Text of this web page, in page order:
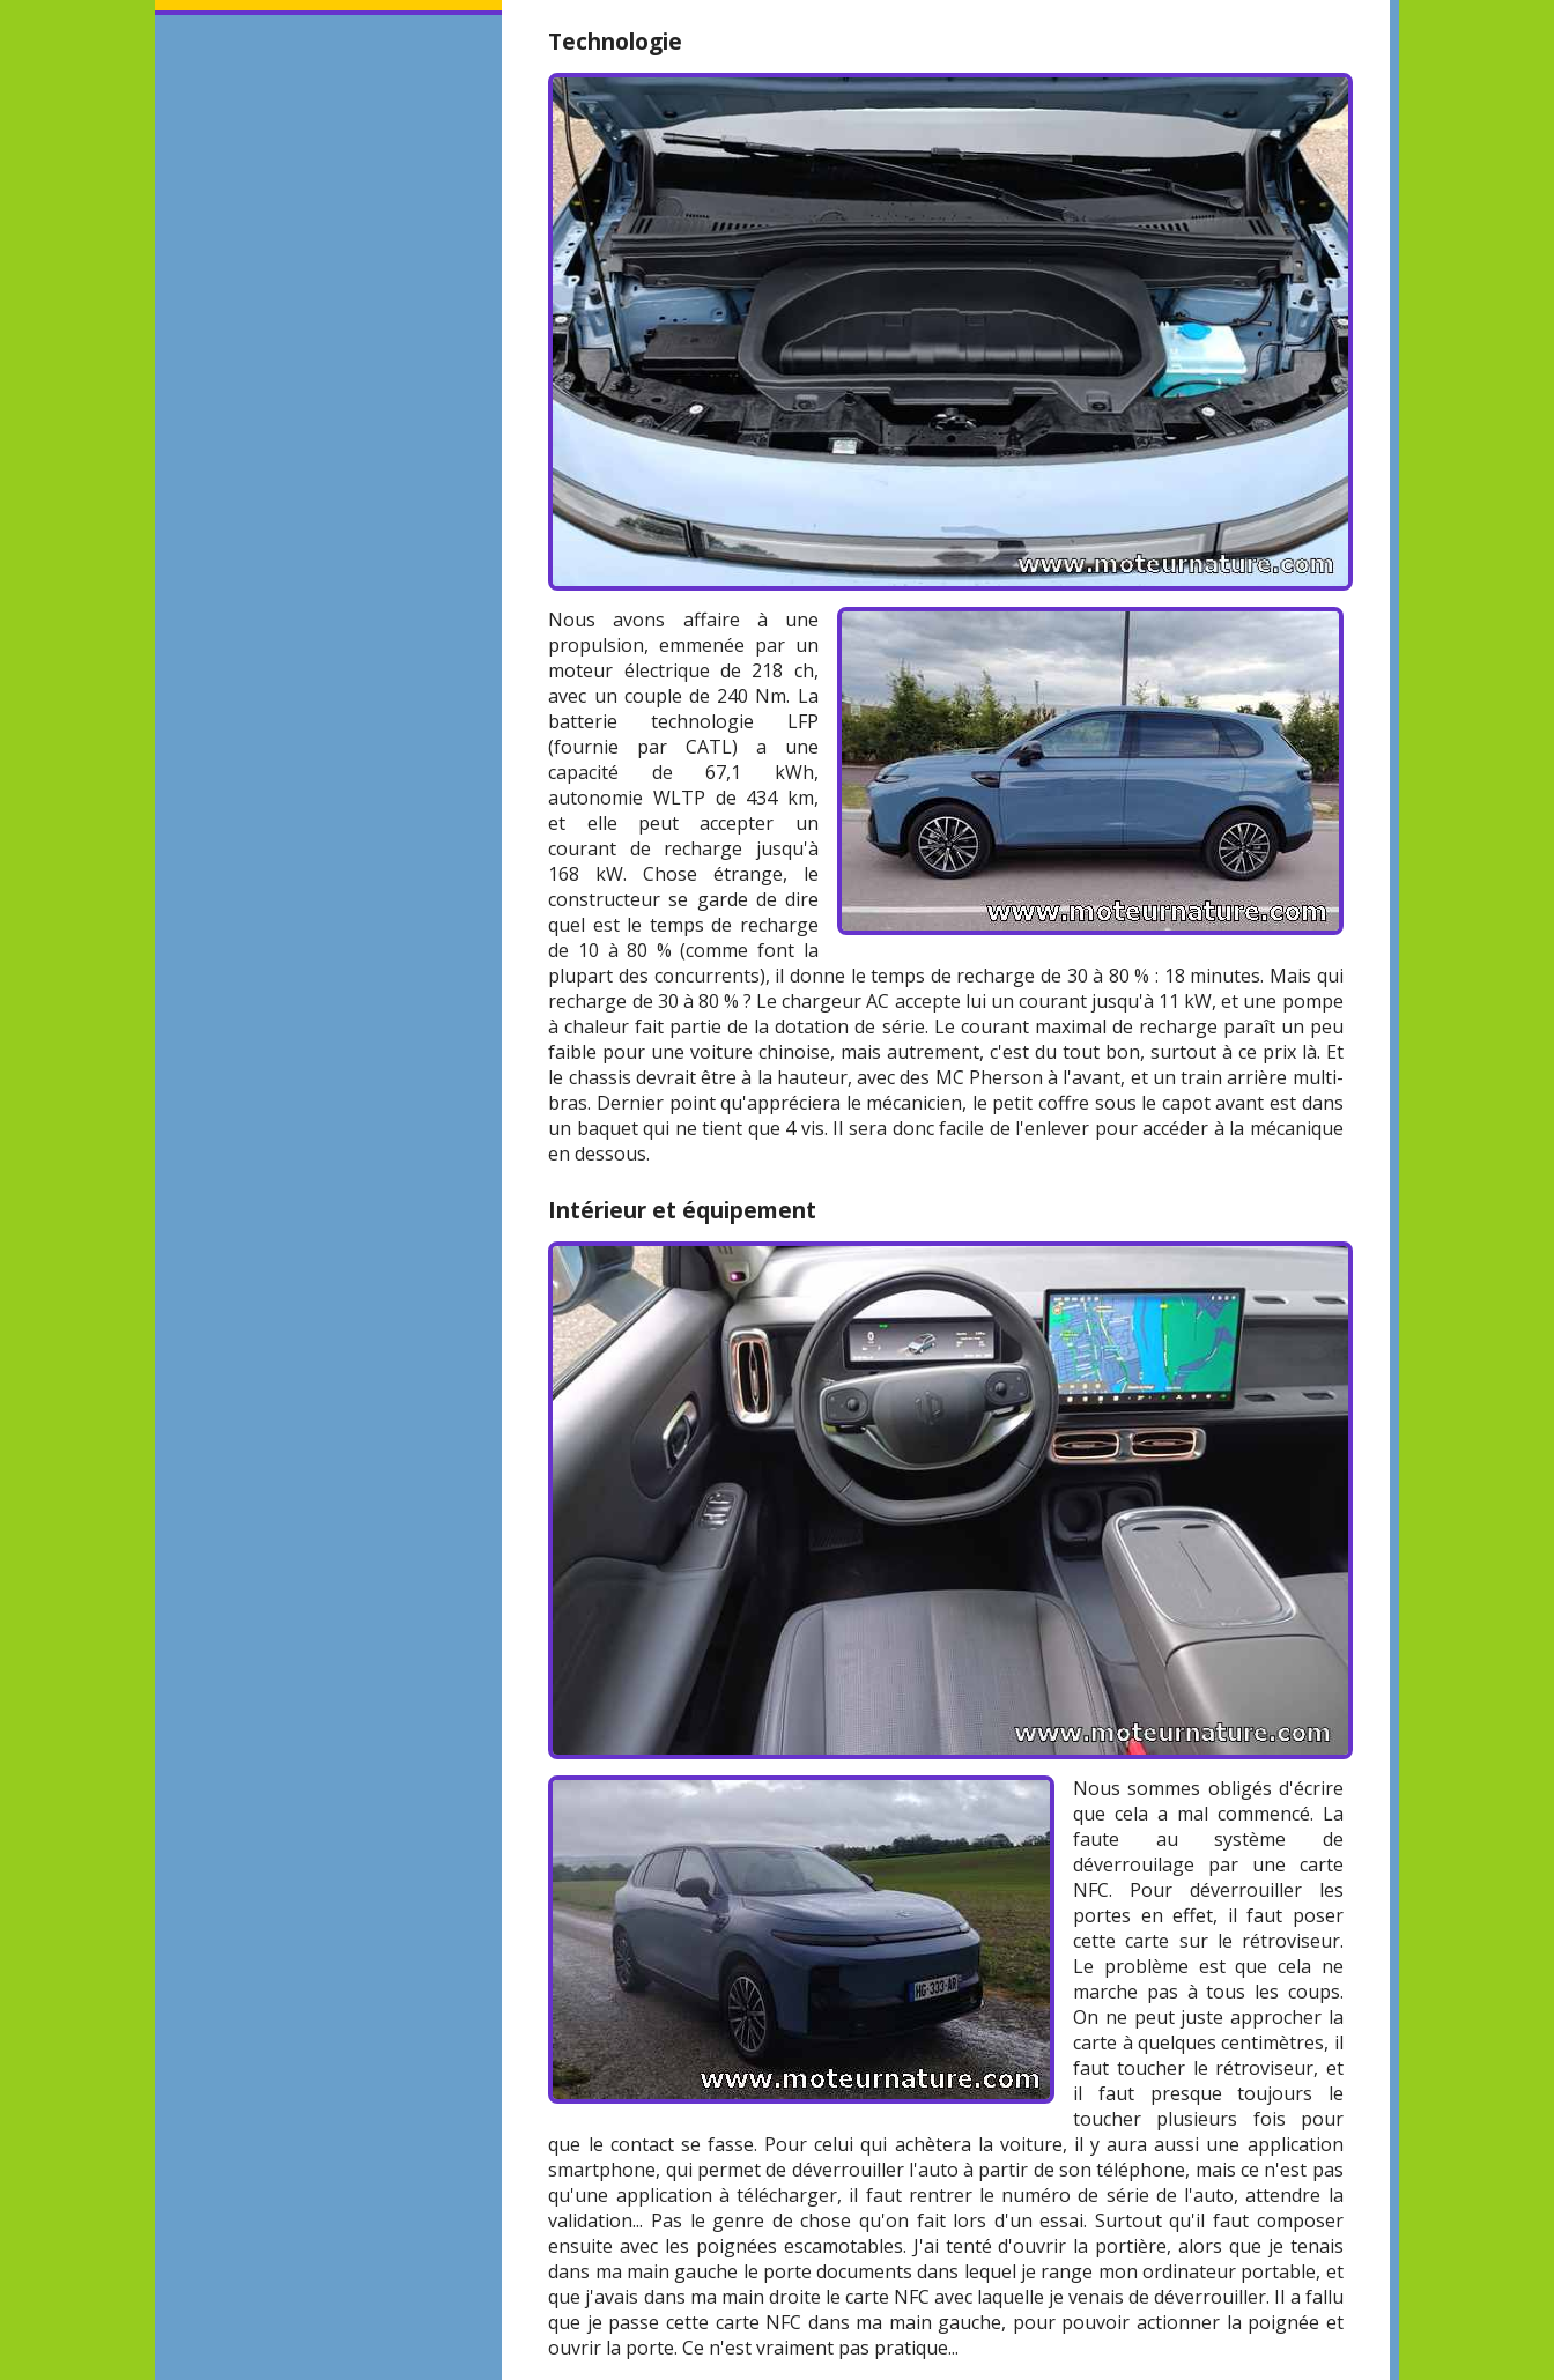
Technologie
Nous avons affaire à une
propulsion, emmenée par un
moteur électrique de 218 ch,
avec un couple de 240 Nm. La
batterie technologie LFP
(fournie par CATL) a une
capacité de 67,1 kWh,
autonomie WLTP de 434 km,
et elle peut accepter un
courant de recharge jusqu'à
168 kW. Chose étrange, le
constructeur se garde de dire
quel est le temps de recharge
de 10 à 80 % (comme font la
plupart des concurrents), il donne le temps de recharge de 30 à 80 % : 18 minutes. Mais qui
recharge de 30 à 80 % ? Le chargeur AC accepte lui un courant jusqu'à 11 kW, et une pompe
à chaleur fait partie de la dotation de série. Le courant maximal de recharge paraît un peu
faible pour une voiture chinoise, mais autrement, c'est du tout bon, surtout à ce prix là. Et
le chassis devrait être à la hauteur, avec des MC Pherson à l'avant, et un train arrière multi-
bras. Dernier point qu'appréciera le mécanicien, le petit coffre sous le capot avant est dans
un baquet qui ne tient que 4 vis. Il sera donc facile de l'enlever pour accéder à la mécanique
en dessous.
Intérieur et équipement
Nous sommes obligés d'écrire
que cela a mal commencé. La
faute au système de
déverrouilage par une carte
NFC. Pour déverrouiller les
portes en effet, il faut poser
cette carte sur le rétroviseur.
Le problème est que cela ne
marche pas à tous les coups.
On ne peut juste approcher la
carte à quelques centimètres, il
faut toucher le rétroviseur, et
il faut presque toujours le
toucher plusieurs fois pour
que le contact se fasse. Pour celui qui achètera la voiture, il y aura aussi une application
smartphone, qui permet de déverrouiller l'auto à partir de son téléphone, mais ce n'est pas
qu'une application à télécharger, il faut rentrer le numéro de série de l'auto, attendre la
validation... Pas le genre de chose qu'on fait lors d'un essai. Surtout qu'il faut composer
ensuite avec les poignées escamotables. J'ai tenté d'ouvrir la portière, alors que je tenais
dans ma main gauche le porte documents dans lequel je range mon ordinateur portable, et
que j'avais dans ma main droite le carte NFC avec laquelle je venais de déverrouiller. Il a fallu
que je passe cette carte NFC dans ma main gauche, pour pouvoir actionner la poignée et
ouvrir la porte. Ce n'est vraiment pas pratique...